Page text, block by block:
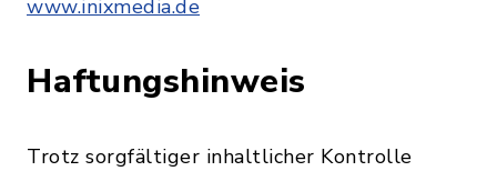
www.inixmedia.de
Haftungshinweis
Trotz sorgfältiger inhaltlicher Kontrolle